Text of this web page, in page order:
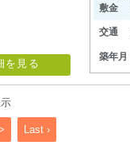
を見る
敷金
交通
築年月
Last ›